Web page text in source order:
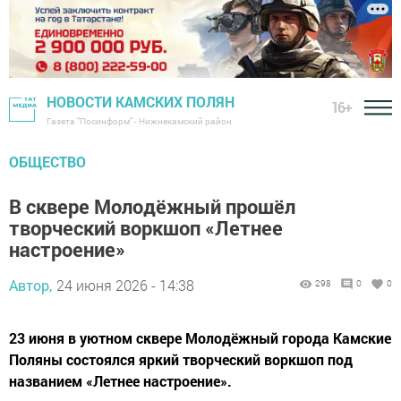
НОВОСТИ КАМСКИХ ПОЛЯН
Газета "Посинформ" - Нижнекамский район
16+
ОБЩЕСТВО
В сквере Молодёжный прошёл
творческий воркшоп «Летнее
настроение»
Автор, 24 июня 2026 - 14:38 298 0 0
23 июня в уютном сквере Молодёжный города Камские
Поляны состоялся яркий творческий воркшоп под
названием «Летнее настроение».